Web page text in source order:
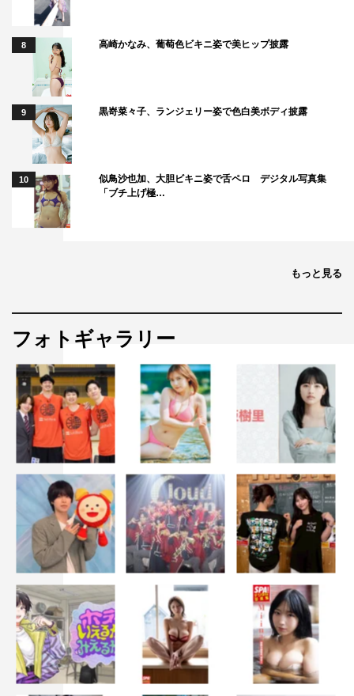
8 高崎かなみ、葡萄色ビキニ姿で美ヒップ披露
9 黒嵜菜々子、ランジェリー姿で色白美ボディ披露
10
似鳥沙也加、大胆ビキニ姿で舌ペロ デジタル写真集
「ブチ上げ極…
もっと見る
フォトギャラリー